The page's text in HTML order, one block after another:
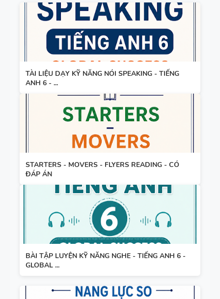
TÀI LIỆU DẠY KỸ NĂNG NÓI SPEAKING - TIẾNG
ANH 6 - ...
STARTERS - MOVERS - FLYERS READING - CÓ
ĐÁP ÁN
BÀI TẬP LUYỆN KỸ NĂNG NGHE - TIẾNG ANH 6 -
GLOBAL ...